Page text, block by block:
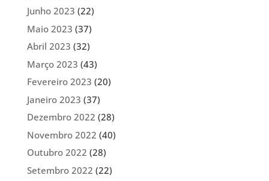
Junho 2023 (22)
Maio 2023 (37)
Abril 2023 (32)
Março 2023 (43)
Fevereiro 2023 (20)
Janeiro 2023 (37)
Dezembro 2022 (28)
Novembro 2022 (40)
Outubro 2022 (28)
Setembro 2022 (22)